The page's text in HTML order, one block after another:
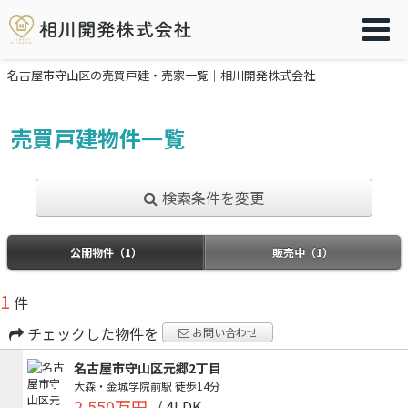
名古屋市守山区の売買戸建・売家一覧｜相川開発株式会社
売買戸建物件一覧
検索条件を変更
公開物件（1） 販売中（1）
1 件
チェックした物件を
お問い合わせ
名古屋市守山区元郷2丁目
大森・金城学院前駅 徒歩14分